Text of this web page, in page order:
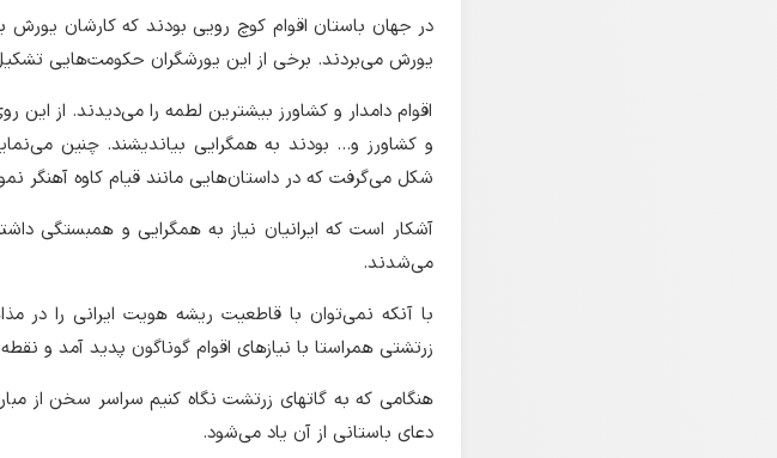
در جهان باستان اقوام کوچ رویی بودند که کارشان یورش
یورش می‌بردند. برخی از این یورشگران حکومت‌هایی
اقوام دامدار و کشاورز بیشترین لطمه را می‌دیدند. از این
و کشاورز و... بودند به همگرایی بیاندیشند. چنین
شکل می‌گرفت که در داستان‌هایی مانند قیام کاوه آهنگر
آشکار است که ایرانیان نیاز به همگرایی و همبستگی
می‌شدند.
با آنکه نمی‌توان با قاطعیت ریشه هویت ایرانی را در
زرتشتی همراستا با نیازهای اقوام گوناگون پدید آمد و
هنگامی که به گاتهای زرتشت نگاه کنیم سراسر سخن از
دعای باستانی از آن یاد می‌شود.